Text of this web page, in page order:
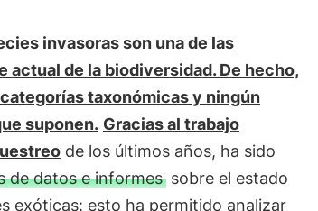
invasoras son una de las
actual de la biodiversidad. De hecho,
taxonómicas y ningún
suponen. Gracias al trabajo
de los últimos años, ha sido
de datos e informessobre el estado
exóticas: esto ha permitido analizar